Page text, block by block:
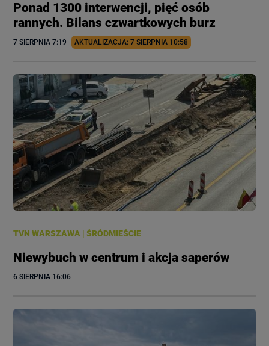
Ponad 1300 interwencji, pięć osób
rannych. Bilans czwartkowych burz
7 SIERPNIA 7:19 AKTUALIZACJA: 7 SIERPNIA 10:58
TVN WARSZAWA |ŚRÓDMIEŚCIE
Niewybuch w centrum i akcja saperów
6 SIERPNIA 16:06